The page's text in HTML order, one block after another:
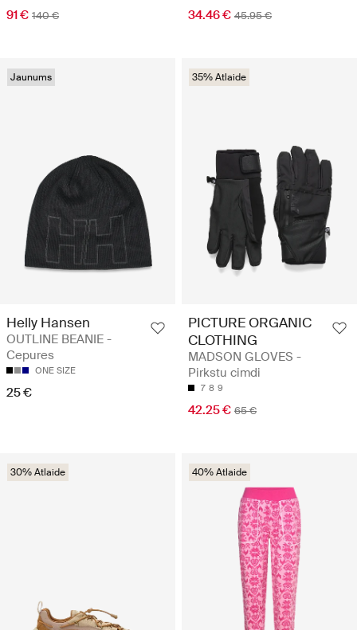
91 € 140 € 34.46 € 45.95 €
Jaunums
Helly Hansen
OUTLINE BEANIE -
Cepures
ONE SIZE
25 €
35% Atlaide
PICTURE ORGANIC
CLOTHING
MADSON GLOVES -
Pirkstu cimdi
7 8 9
42.25 € 65 €
30% Atlaide 40% Atlaide